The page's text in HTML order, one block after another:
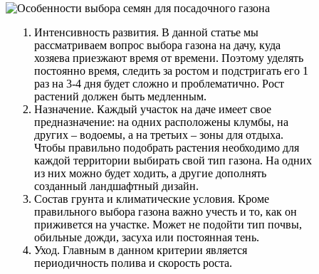
Интенсивность развития. В данной статье мы
рассматриваем вопрос выбора газона на дачу, куда
хозяева приезжают время от времени. Поэтому уделять
постоянно время, следить за ростом и подстригать его 1
раз на 3-4 дня будет сложно и проблематично. Рост
растений должен быть медленным.
Назначение. Каждый участок на даче имеет свое
предназначение: на одних расположены клумбы, на
других – водоемы, а на третьих – зоны для отдыха.
Чтобы правильно подобрать растения необходимо для
каждой территории выбирать свой тип газона. На одних
из них можно будет ходить, а другие дополнять
созданный ландшафтный дизайн.
Состав грунта и климатические условия. Кроме
правильного выбора газона важно учесть и то, как он
приживется на участке. Может не подойти тип почвы,
обильные дожди, засуха или постоянная тень.
Уход. Главным в данном критерии является
периодичность полива и скорость роста.